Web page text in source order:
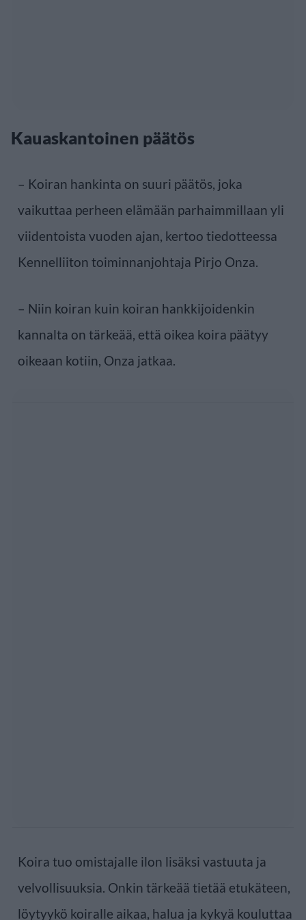
Kauaskantoinen päätös
– Koiran hankinta on suuri päätös, joka
vaikuttaa perheen elämään parhaimmillaan yli
viidentoista vuoden ajan, kertoo tiedotteessa
Kennelliiton toiminnanjohtaja Pirjo Onza.
– Niin koiran kuin koiran hankkijoidenkin
kannalta on tärkeää, että oikea koira päätyy
oikeaan kotiin, Onza jatkaa.
Koira tuo omistajalle ilon lisäksi vastuuta ja
velvollisuuksia. Onkin tärkeää tietää etukäteen,
löytyykö koiralle aikaa, halua ja kykyä kouluttaa